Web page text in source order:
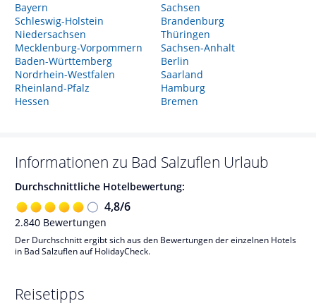
Bayern
Schleswig-Holstein
Niedersachsen
Mecklenburg-Vorpommern
Baden-Württemberg
Nordrhein-Westfalen
Rheinland-Pfalz
Hessen
Sachsen
Brandenburg
Thüringen
Sachsen-Anhalt
Berlin
Saarland
Hamburg
Bremen
Informationen zu Bad Salzuflen Urlaub
Durchschnittliche Hotelbewertung:
4,8/6
2.840 Bewertungen
Der Durchschnitt ergibt sich aus den Bewertungen der einzelnen Hotels
in Bad Salzuflen auf HolidayCheck.
Reisetipps